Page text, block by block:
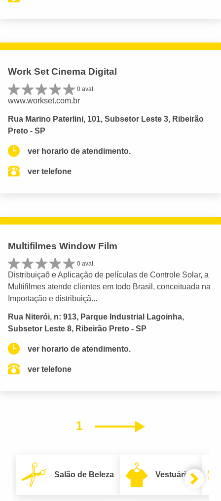
Work Set Cinema Digital
0 aval.
www.workset.com.br
Rua Marino Paterlini, 101, Subsetor Leste 3, Ribeirão
Preto - SP
ver horario de atendimento.
ver telefone
Multifilmes Window Film
0 aval.
Distribuiçaõ e Aplicação de películas de Controle Solar, a
Multifilmes atende clientes em todo Brasil, conceituada na
Importação e distribuiçã...
Rua Niterói, n: 913, Parque Industrial Lagoinha,
Subsetor Leste 8, Ribeirão Preto - SP
ver horario de atendimento.
ver telefone
1 Próximo
Salão de Beleza Vestuário